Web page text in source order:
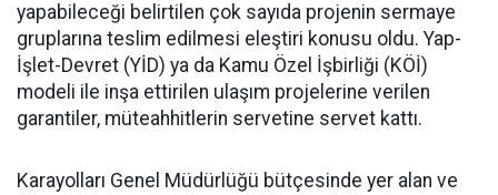
yapabileceği belirtilen çok sayıda projenin sermaye
gruplarına teslim edilmesi eleştiri konusu oldu. Yap-
İşlet-Devret (YİD) ya da Kamu Özel İşbirliği (KÖİ)
modeli ile inşa ettirilen ulaşım projelerine verilen
garantiler, müteahhitlerin servetine servet kattı.
Karayolları Genel Müdürlüğü bütçesinde yer alan ve